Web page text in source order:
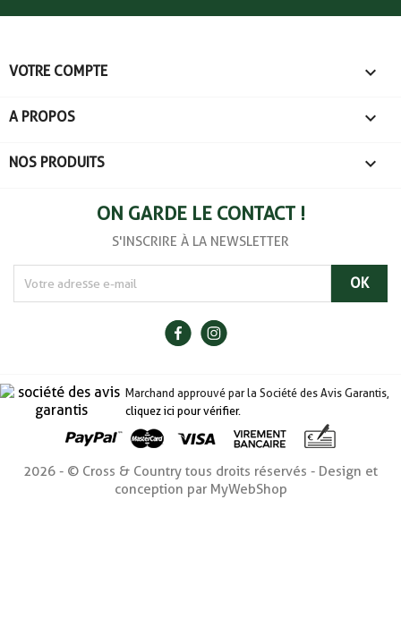
(1 avis)
VOTRE COMPTE 
A PROPOS 
NOS PRODUITS 
ON GARDE LE CONTACT !
S'INSCRIRE À LA NEWSLETTER
Marchand approuvé par la Société des Avis Garantis,
cliquez ici pour vérifier.
2026 - © Cross & Country tous droits réservés - Design et
conception par MyWebShop